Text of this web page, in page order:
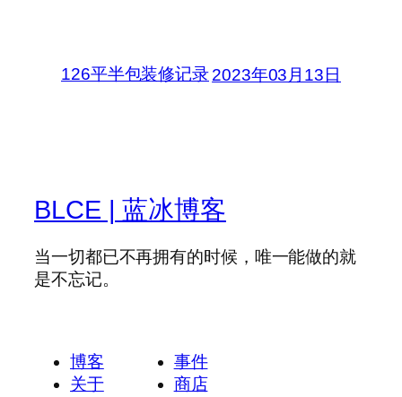
126平半包装修记录2023年03月13日
BLCE | 蓝冰博客
当一切都已不再拥有的时候，唯一能做的就
是不忘记。
博客
关于
事件
商店